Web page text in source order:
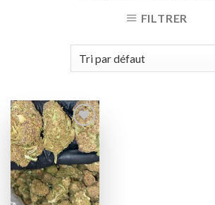
FILTRER
Add to
wishlist